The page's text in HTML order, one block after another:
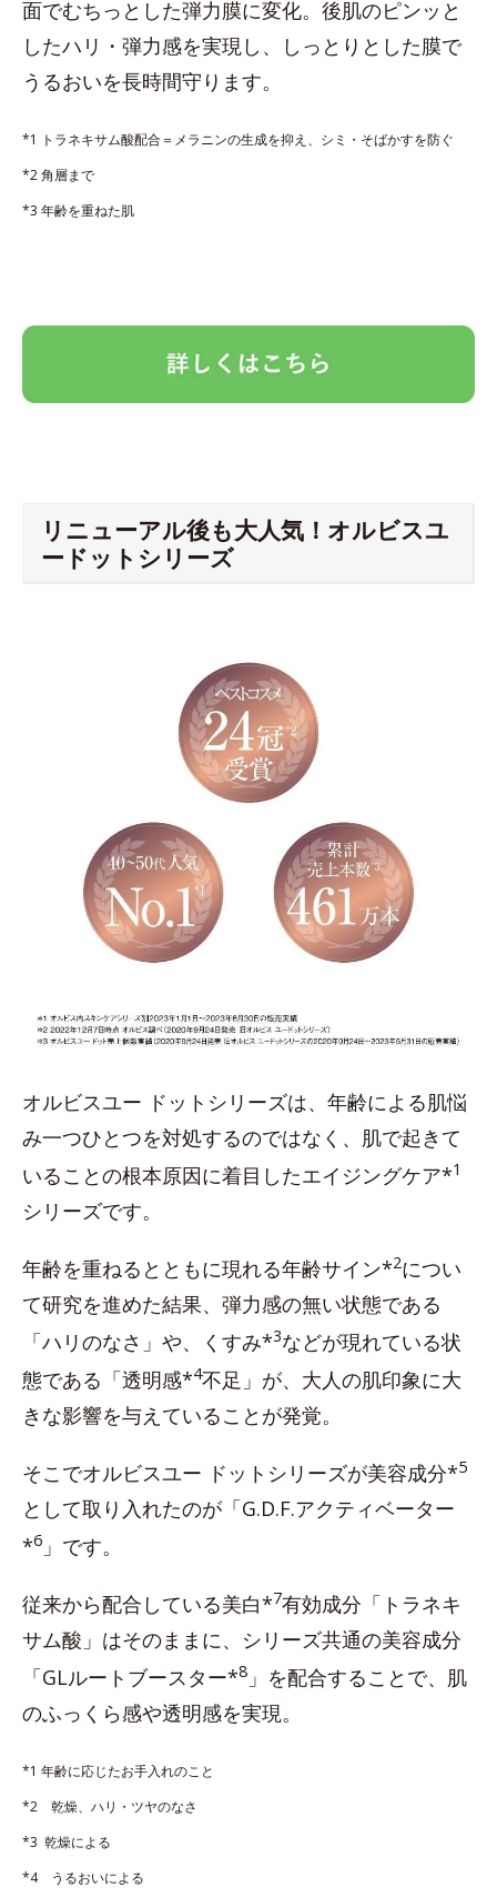
面でむちっとした弾力膜に変化。後肌のピンッと
したハリ・弾力感を実現し、しっとりとした膜で
うるおいを長時間守ります。
*1 トラネキサム酸配合＝メラニンの生成を抑え、シミ・そばかすを防ぐ
*2 角層まで
*3 年齢を重ねた肌
リニューアル後も大人気！オルビスユ
ードットシリーズ
オルビスユー ドットシリーズは、年齢による肌悩
み一つひとつを対処するのではなく、肌で起きて
いることの根本原因に着目したエイジングケア*1
シリーズです。
年齢を重ねるとともに現れる年齢サイン*2につい
て研究を進めた結果、弾力感の無い状態である
「ハリのなさ」や、くすみ*3などが現れている状
態である「透明感*4不足」が、大人の肌印象に大
きな影響を与えていることが発覚。
そこでオルビスユー ドットシリーズが美容成分*5
として取り入れたのが「G.D.F.アクティベーター
*6 」です。
従来から配合している美白*7有効成分「トラネキ
サム酸」はそのままに、シリーズ共通の美容成分
「GLルートブースター*8 」を配合することで、肌
のふっくら感や透明感を実現。
*1 年齢に応じたお手入れのこと
*2 乾燥、ハリ・ツヤのなさ
*3 乾燥による
*4 うるおいによる